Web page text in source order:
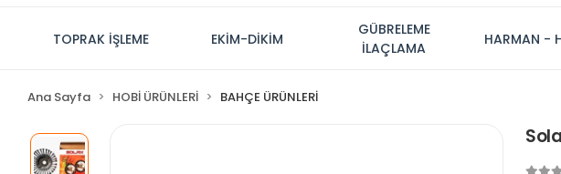
TOPRAK İŞLEME EKİM-DİKİM
GÜBRELEME
İLAÇLAMA
HARMAN -
Ana Sayfa HOBİ ÜRÜNLERİ BAHÇE ÜRÜNLERİ